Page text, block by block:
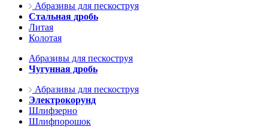
Абразивы для пескоструя
Стальная дробь
Литая
Колотая
Абразивы для пескоструя
Чугунная дробь
Абразивы для пескоструя
Электрокорунд
Шлифзерно
Шлифпорошок